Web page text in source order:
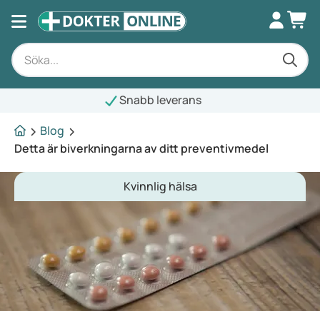
Blog
Detta är biverkningarna av ditt preventivmedel
Kvinnlig hälsa